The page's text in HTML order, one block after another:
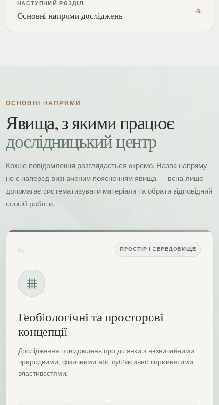
НАСТУПНИЙ РОЗДІЛ
Основні напрями досліджень ⌖
ОСНОВНІ НАПРЯМИ
Явища, з якими працює
дослідницький центр
Кожне повідомлення розглядається окремо. Назва напряму
не є наперед визначеним поясненням явища — вона лише
допомагає систематизувати матеріали та обрати відповідний
спосіб роботи.
01 ПРОСТІР І СЕРЕДОВИЩЕ
Геобіологічні та просторові
концепції
Дослідження повідомлень про ділянки з незвичайними
природними, фізичними або суб’єктивно сприйнятими
властивостями.